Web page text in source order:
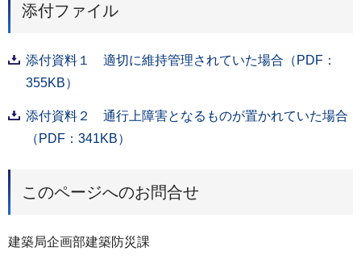
添付ファイル
添付資料１ 適切に維持管理されていた場合（PDF：
355KB）
添付資料２ 通行上障害となるものが置かれていた場合
（PDF：341KB）
このページへのお問合せ
建築局企画部建築防災課